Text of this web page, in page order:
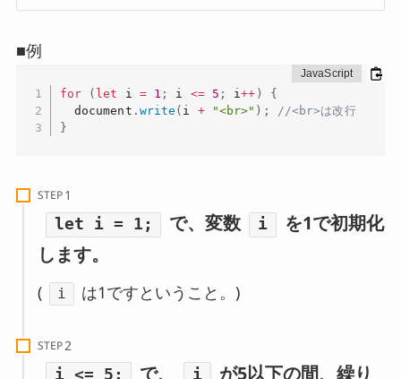
■例
for ( let i = 1 ; i <= 5 ; i++ )
{
  document
. write ( i + "<br>" ) ;
//<br>は改行
}
STEP
let i = 1; で、変数 i
を1で初期化
します。
( i は1ですということ。)
STEP
i <= 5; で、 i が5以下の間、繰り